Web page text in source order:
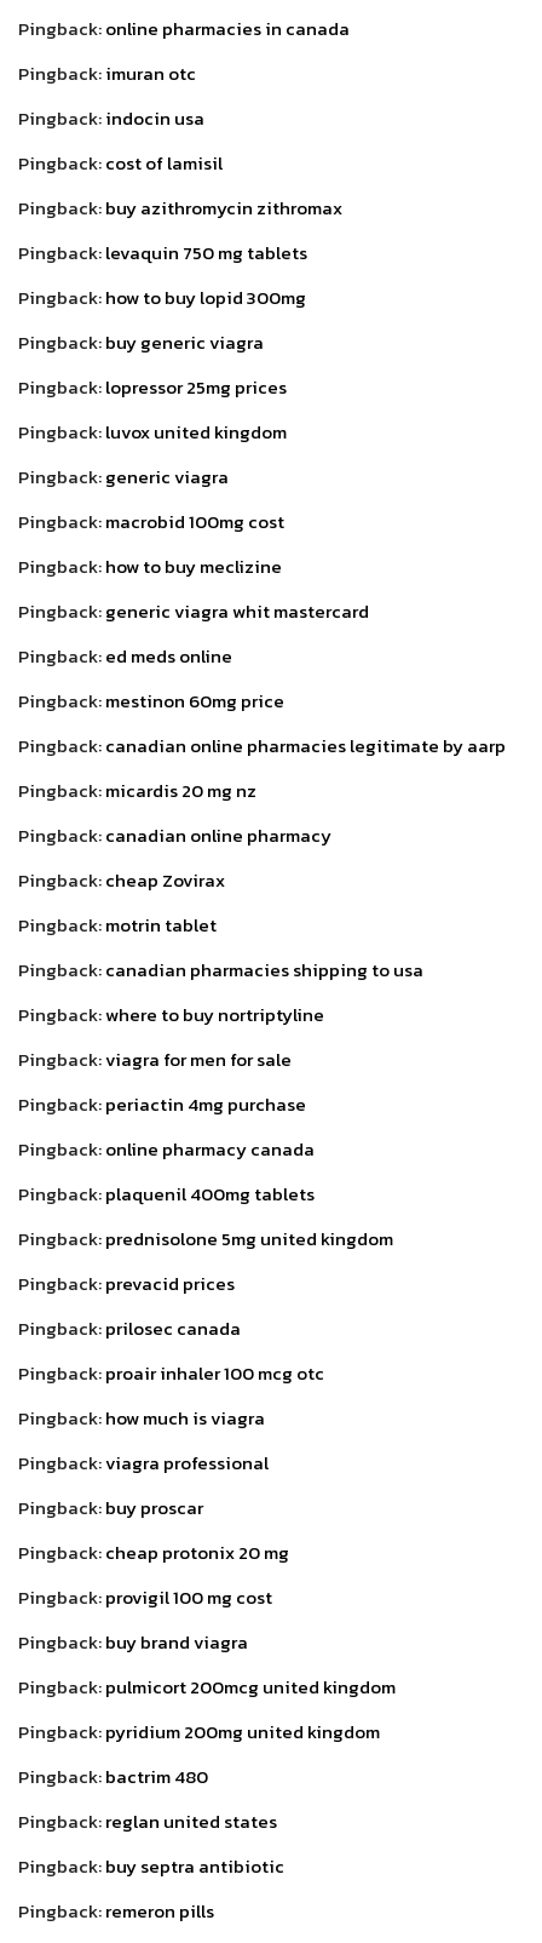
Pingback:online pharmacies in canada
Pingback:imuran otc
Pingback:indocin usa
Pingback:cost of lamisil
Pingback:buy azithromycin zithromax
Pingback:levaquin 750 mg tablets
Pingback:how to buy lopid 300mg
Pingback:buy generic viagra
Pingback:lopressor 25mg prices
Pingback:luvox united kingdom
Pingback:generic viagra
Pingback:macrobid 100mg cost
Pingback:how to buy meclizine
Pingback:generic viagra whit mastercard
Pingback:ed meds online
Pingback:mestinon 60mg price
Pingback:canadian online pharmacies legitimate by aarp
Pingback:micardis 20 mg nz
Pingback:canadian online pharmacy
Pingback:cheap Zovirax
Pingback:motrin tablet
Pingback:canadian pharmacies shipping to usa
Pingback:where to buy nortriptyline
Pingback:viagra for men for sale
Pingback:periactin 4mg purchase
Pingback:online pharmacy canada
Pingback:plaquenil 400mg tablets
Pingback:prednisolone 5mg united kingdom
Pingback:prevacid prices
Pingback:prilosec canada
Pingback:proair inhaler 100 mcg otc
Pingback:how much is viagra
Pingback:viagra professional
Pingback:buy proscar
Pingback:cheap protonix 20 mg
Pingback:provigil 100 mg cost
Pingback:buy brand viagra
Pingback:pulmicort 200mcg united kingdom
Pingback:pyridium 200mg united kingdom
Pingback:bactrim 480
Pingback:reglan united states
Pingback:buy septra antibiotic
Pingback:remeron pills